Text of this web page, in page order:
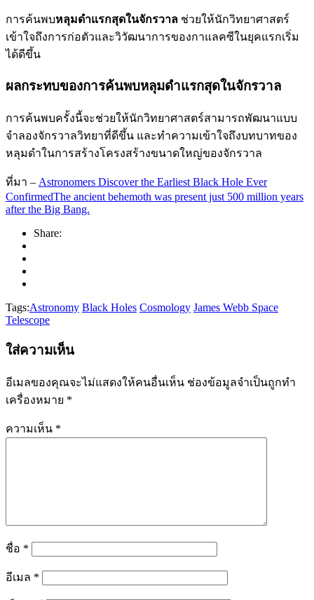
การค้นพบหลุมดำแรกสุดในจักรวาล ช่วยให้นักวิทยาศาสตร์
เข้าใจถึงการก่อตัวและวิวัฒนาการของกาแลคซีในยุคแรกเริ่ม
ได้ดีขึ้น
ผลกระทบของการค้นพบหลุมดำแรกสุดในจักรวาล
การค้นพบครั้งนี้จะช่วยให้นักวิทยาศาสตร์สามารถพัฒนาแบบ
จำลองจักรวาลวิทยาที่ดีขึ้น และทำความเข้าใจถึงบทบาทของ
หลุมดำในการสร้างโครงสร้างขนาดใหญ่ของจักรวาล
ที่มา – Astronomers Discover the Earliest Black Hole Ever
ConfirmedThe ancient behemoth was present just 500 million years
after the Big Bang.
Share:
Tags:Astronomy Black Holes Cosmology James Webb Space
Telescope
ใส่ความเห็น
อีเมลของคุณจะไม่แสดงให้คนอื่นเห็น ช่องข้อมูลจำเป็นถูกทำ
เครื่องหมาย *
ความเห็น *
ชื่อ *
อีเมล *